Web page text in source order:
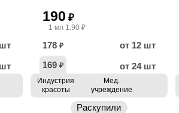
190 ₽
1 мл 1.90 ₽
178 ₽
от 12 шт
169 ₽ от 24 шт
Индустрия
красоты
Мед.
учреждение
Раскупили